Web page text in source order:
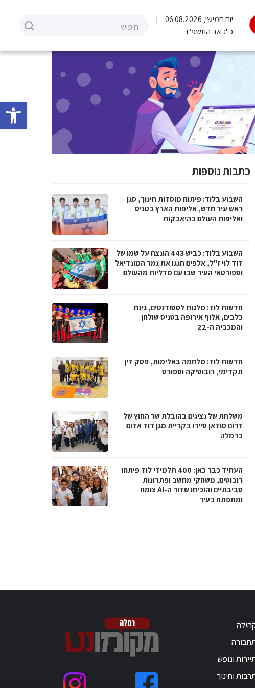
פתח
יום חמישי, 06.08.2026
כ"ג אב התשפ"ו
כתבות נוספות
השבוע בלוד: פיתוח מוסדות חינוך, סגן
ראש עיר חדש, אליפות הארץ בטניס
ואליפות העולם בהיאבקות
השבוע בלוד: כביש 443 הונצח על שמו של
דוד לוי ז"ל, אלפים חגגו את גמר המונדיאל
וספורטאי העיר שבו עם מדליות מהעולם
חדשות לוד: מלגות לסטודנטים, גינת
כלבים, אלוף אירופה בטניס שולחן
והמכביה ה-22
חדשות לוד: מלחמה באלימות, פסק דין
תקדימי, רובוטיקה וספורט
משלחת של נציגים בהובלת שר החוץ של
דרום סודאן סיירו בקריית מגן דוד אדום
ברמלה
העתיד כבר כאן: 400 תלמידי לוד פיתחו
רובוטים, משחקי מחשב ופתרונות
סביבתיים והוכיחו שדור ה-AI צומח
ומתפתח בעיר
ונופש
וחינוך